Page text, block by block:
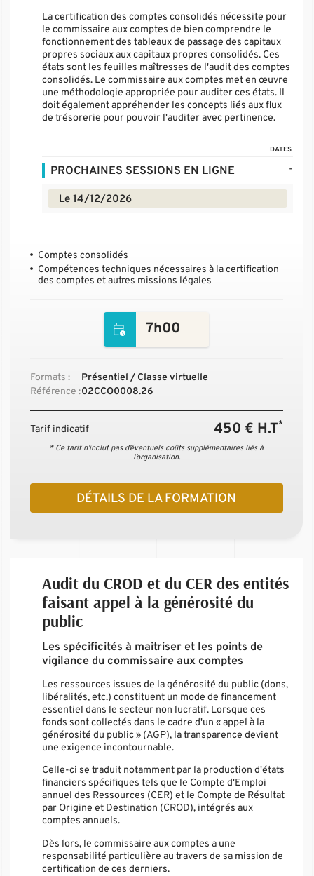
La certification des comptes consolidés nécessite pour
le commissaire aux comptes de bien comprendre le
fonctionnement des tableaux de passage des capitaux
propres sociaux aux capitaux propres consolidés. Ces
états sont les feuilles maîtresses de l'audit des comptes
consolidés. Le commissaire aux comptes met en œuvre
une méthodologie appropriée pour auditer ces états. Il
doit également appréhender les concepts liés aux flux
de trésorerie pour pouvoir l'auditer avec pertinence.
DATES
PROCHAINES SESSIONS EN LIGNE -
Le 14/12/2026
Comptes consolidés
Compétences techniques nécessaires à la certification
des comptes et autres missions légales
7h00
Formats :
Présentiel / Classe virtuelle
Référence :02CCO0008.26
Tarif indicatif 450 € H.T*
* Ce tarif n’inclut pas d’éventuels coûts supplémentaires liés à
l’organisation.
DÉTAILS DE LA FORMATION
Audit du CROD et du CER des entités
faisant appel à la générosité du
public
Les spécificités à maitriser et les points de
vigilance du commissaire aux comptes
Les ressources issues de la générosité du public (dons,
libéralités, etc.) constituent un mode de financement
essentiel dans le secteur non lucratif. Lorsque ces
fonds sont collectés dans le cadre d'un « appel à la
générosité du public » (AGP), la transparence devient
une exigence incontournable.
Celle-ci se traduit notamment par la production d'états
financiers spécifiques tels que le Compte d'Emploi
annuel des Ressources (CER) et le Compte de Résultat
par Origine et Destination (CROD), intégrés aux
comptes annuels.
Dès lors, le commissaire aux comptes a une
responsabilité particulière au travers de sa mission de
certification de ces derniers.